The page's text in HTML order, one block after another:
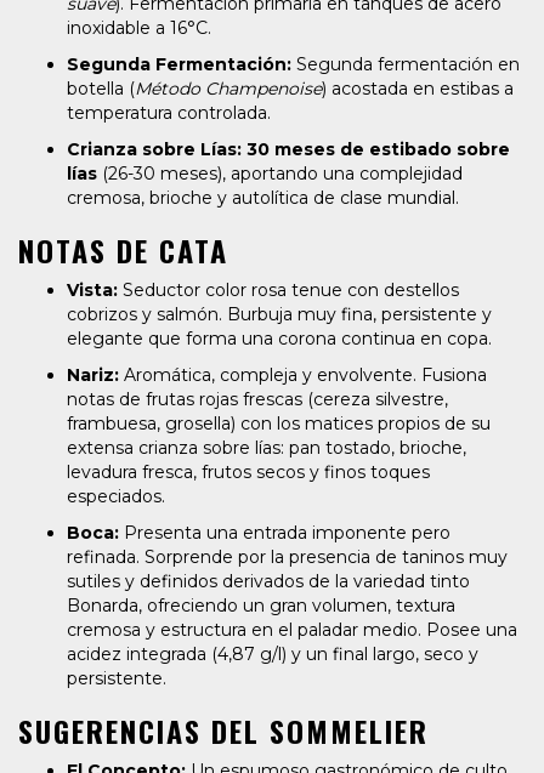
inoxidable a 16°C.
Segunda Fermentación: Segunda fermentación en
botella (Método Champenoise) acostada en estibas a
temperatura controlada.
Crianza sobre Lías: 30 meses de estibado sobre
lías (26-30 meses), aportando una complejidad
cremosa, brioche y autolítica de clase mundial.
NOTAS DE CATA
Vista: Seductor color rosa tenue con destellos
cobrizos y salmón. Burbuja muy fina, persistente y
elegante que forma una corona continua en copa.
Nariz: Aromática, compleja y envolvente. Fusiona
notas de frutas rojas frescas (cereza silvestre,
frambuesa, grosella) con los matices propios de su
extensa crianza sobre lías: pan tostado, brioche,
levadura fresca, frutos secos y finos toques
especiados.
Boca: Presenta una entrada imponente pero
refinada. Sorprende por la presencia de taninos muy
sutiles y definidos derivados de la variedad tinto
Bonarda, ofreciendo un gran volumen, textura
cremosa y estructura en el paladar medio. Posee una
acidez integrada (4,87 g/l) y un final largo, seco y
persistente.
SUGERENCIAS DEL SOMMELIER